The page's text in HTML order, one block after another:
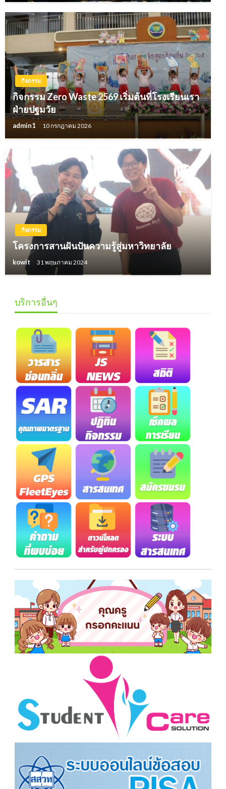
กิจกรรม
กิจกรรม Zero Waste 2569 เริ่มต้นที่โรงเรียนเรา
ฝ่ายปฐมวัย
admin1 10 กรกฎาคม 2026
กิจกรรม
โครงการสานฝันปันความรู้สู่มหาวิทยาลัย
kowit 31 พฤษภาคม 2024
บริการอื่นๆ